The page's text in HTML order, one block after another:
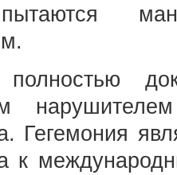
полностью
Гегемония
к